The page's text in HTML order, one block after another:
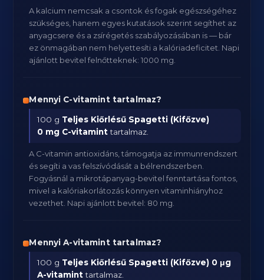
A kalcium nemcsak a csontok és fogak egészségéhez
szükséges, hanem egyes kutatások szerint segíthet az
anyagcsere és a zsírégetés szabályozásában is — bár
ez önmagában nem helyettesíti a kalóriadeficitet. Napi
ajánlott bevitel felnőtteknek: 1000 mg.
Mennyi C-vitamint tartalmaz?
100 g Teljes Kiőrlésű Spagetti (Kifőzve)
0 mg C-vitaminttartalmaz.
A C-vitamin antioxidáns, támogatja az immunrendszert
és segíti a vas felszívódását a bélrendszerben.
Fogyásnál a mikrotápanyag-bevitel fenntartása fontos,
mivel a kalóriakorlátozás könnyen vitaminhiányhoz
vezethet. Napi ajánlott bevitel: 80 mg.
Mennyi A-vitamint tartalmaz?
100 g Teljes Kiőrlésű Spagetti (Kifőzve) 0 μg
A-vitaminttartalmaz.